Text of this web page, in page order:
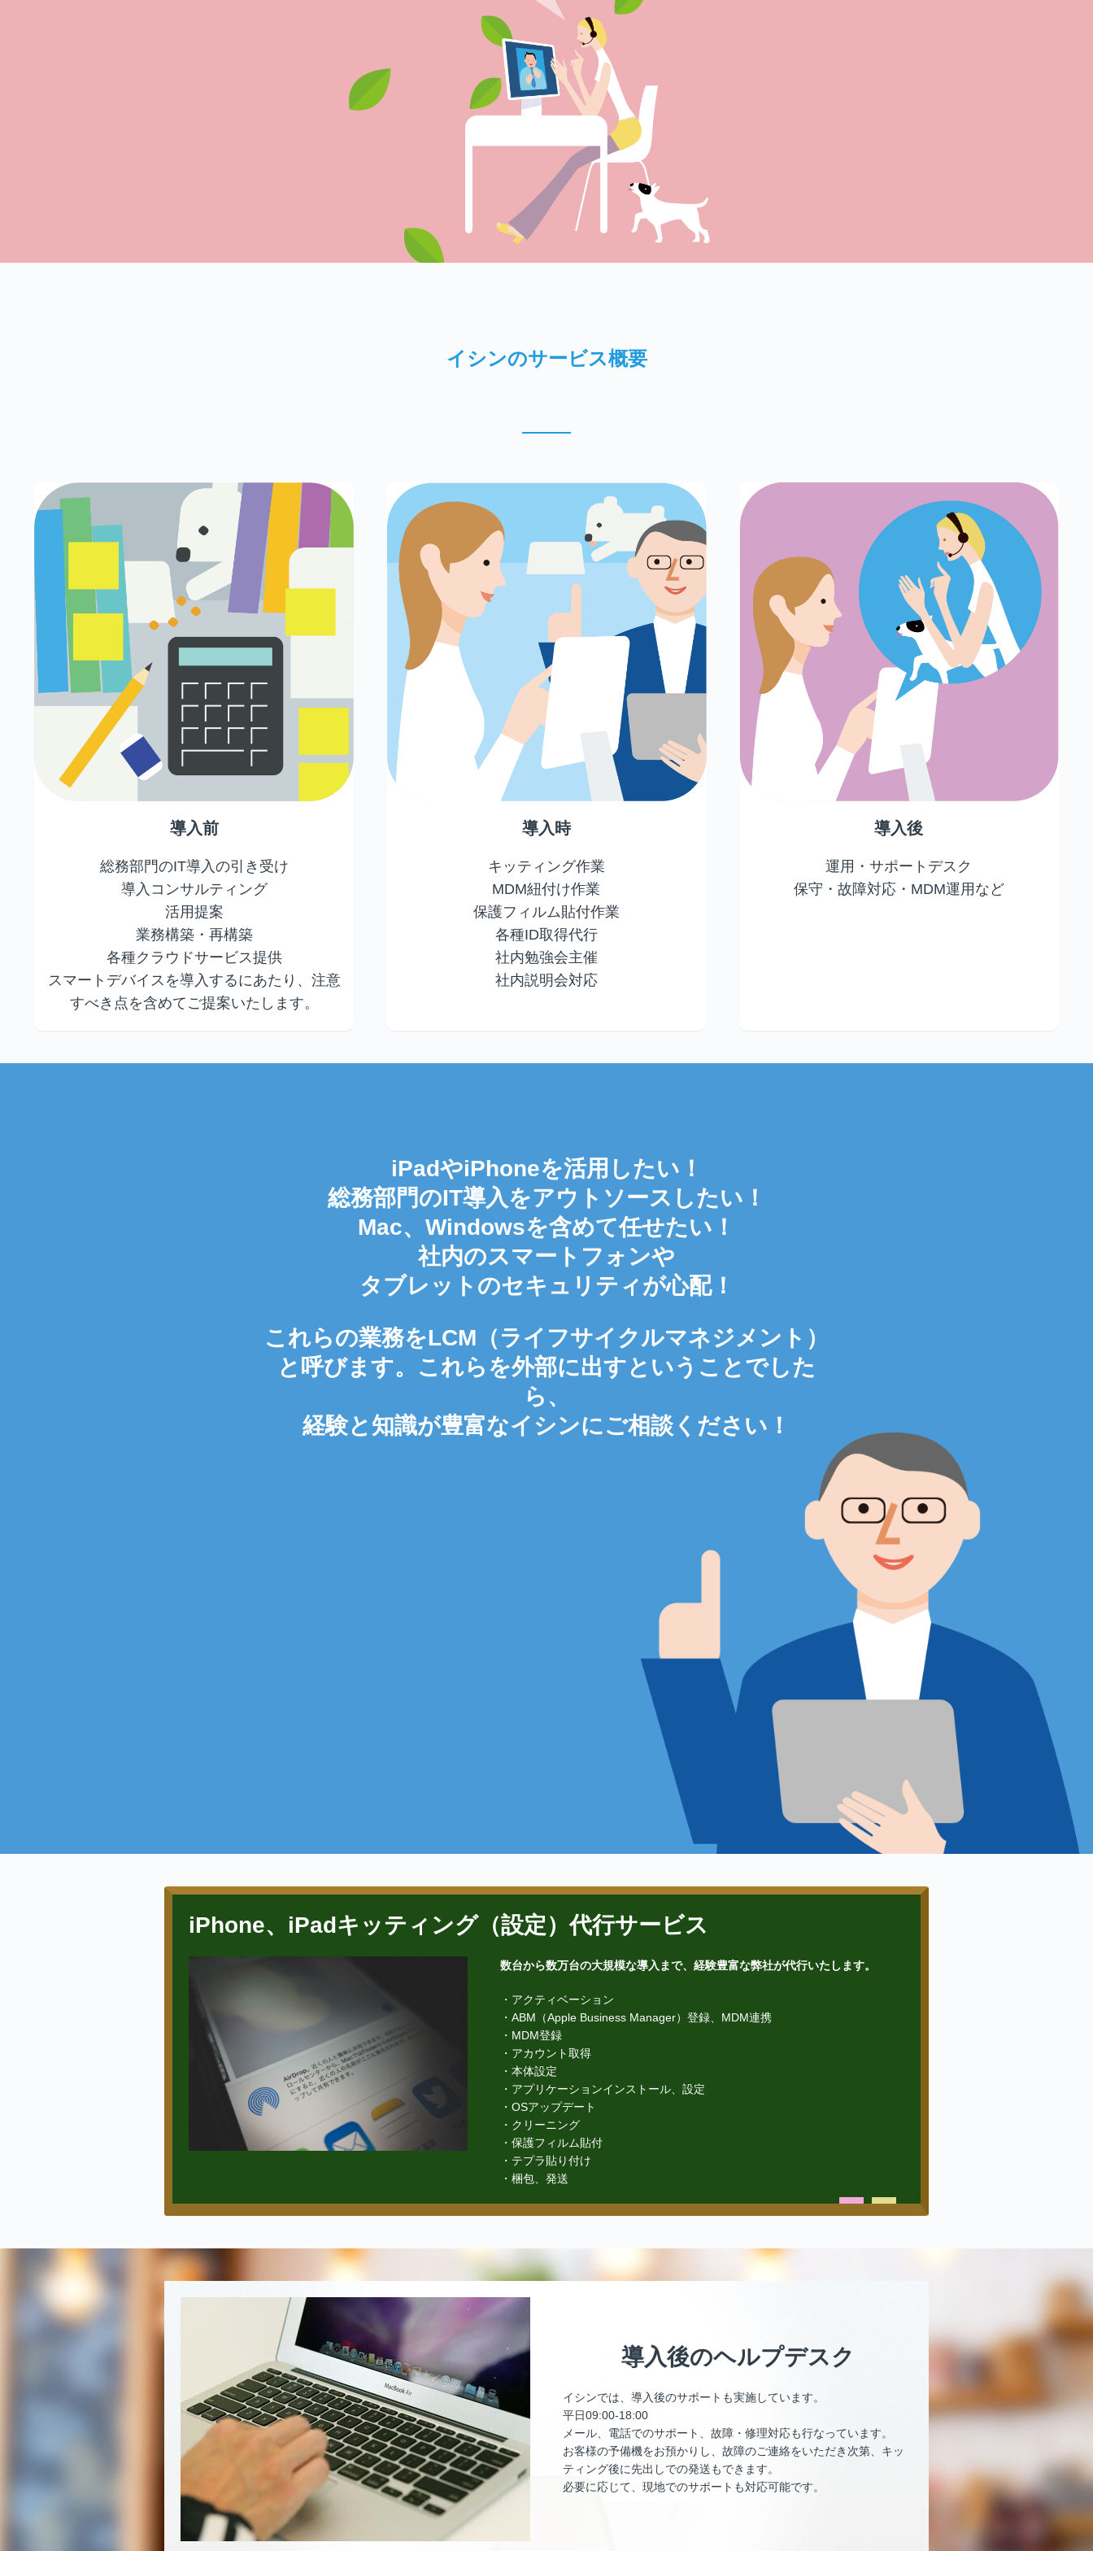
イシンのサービス概要
導入前
総務部門のIT導入の引き受け
導入コンサルティング
活用提案
業務構築・再構築
各種クラウドサービス提供
スマートデバイスを導入するにあたり、注意
すべき点を含めてご提案いたします。
導入時
キッティング作業
MDM紐付け作業
保護フィルム貼付作業
各種ID取得代行
社内勉強会主催
社内説明会対応
導入後
運用・サポートデスク
保守・故障対応・MDM運用など
iPadやiPhoneを活用したい！
総務部門のIT導入をアウトソースしたい！
Mac、Windowsを含めて任せたい！
社内のスマートフォンや
タブレットのセキュリティが心配！
これらの業務をLCM（ライフサイクルマネジメント）
と呼びます。これらを外部に出すということでした
ら、
経験と知識が豊富なイシンにご相談ください！
iPhone、iPadキッティング（設定）代行サービス
数台から数万台の大規模な導入まで、経験豊富な弊社が代行いたします。
・アクティベーション
・ABM（Apple Business Manager）登録、MDM連携
・MDM登録
・アカウント取得
・本体設定
・アプリケーションインストール、設定
・OSアップデート
・クリーニング
・保護フィルム貼付
・テプラ貼り付け
・梱包、発送
導入後のヘルプデスク
イシンでは、導入後のサポートも実施しています。
平日09:00-18:00
メール、電話でのサポート、故障・修理対応も行なっています。
お客様の予備機をお預かりし、故障のご連絡をいただき次第、キッ
ティング後に先出しでの発送もできます。
必要に応じて、現地でのサポートも対応可能です。